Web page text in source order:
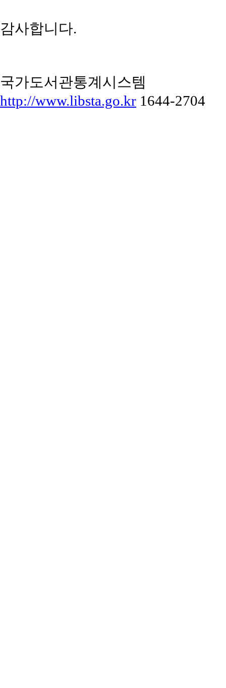
감사합니다.
국가도서관통계시스템
http://www.libsta.go.kr 1644-2704